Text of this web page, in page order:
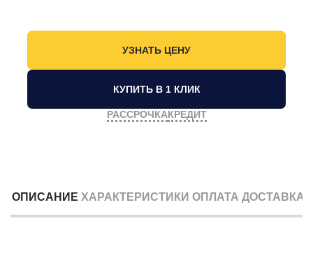
КУПИТЬ В 1 КЛИК
РАССРОЧКАКРЕДИТ
ОПИСАНИЕ ХАРАКТЕРИСТИКИ ОПЛАТА ДОСТАВКА